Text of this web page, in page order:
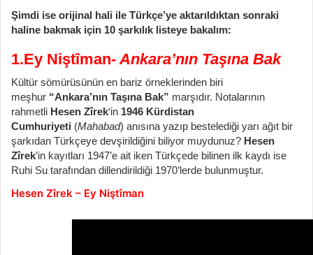
Şimdi ise orijinal hali ile Türkçe’ye aktarıldıktan sonraki
haline bakmak için 10 şarkılık listeye bakalım:
1.Ey Niştîman- Ankara’nın Taşına Bak
Kültür sömürüsünün en bariz örneklerinden biri
meşhur “Ankara’nın Taşına Bak” marşıdır. Notalarının
rahmetli Hesen Zîrek‘in 1946 Kürdistan
Cumhuriyeti (Mahabad) anısına yazıp bestelediği yarı ağıt bir
şarkıdan Türkçeye devşirildiğini biliyor muydunuz? Hesen
Zîrek’in kayıtları 1947’e ait iken Türkçede bilinen ilk kaydı ise
Ruhi Su tarafından dillendirildiği 1970’lerde bulunmuştur.
Hesen Zîrek – Ey Niştîman